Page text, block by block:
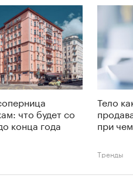
что будет со
конца года
Тело
при
Тренды